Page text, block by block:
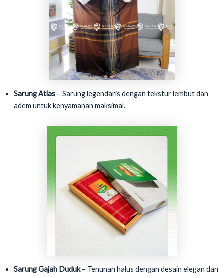
Sarung Atlas– Sarung legendaris dengan tekstur lembut dan
adem untuk kenyamanan maksimal.
Sarung Gajah Duduk– Tenunan halus dengan desain elegan dan